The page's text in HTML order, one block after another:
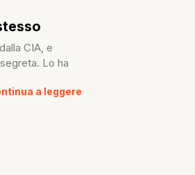
CIA, e
Lo ha
a leggere